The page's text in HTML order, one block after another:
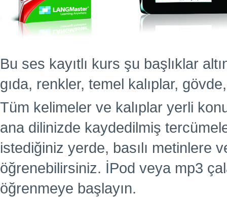
Bu ses kayıtlı kurs şu başlıklar
gıda, renkler, temel kalıplar,
Tüm kelimeler ve kalıplar yerli
ana dilinizde kaydedilmiş
istediğiniz yerde, basılı metinlere
öğrenebilirsiniz. İPod veya mp3
öğrenmeye başlayın.